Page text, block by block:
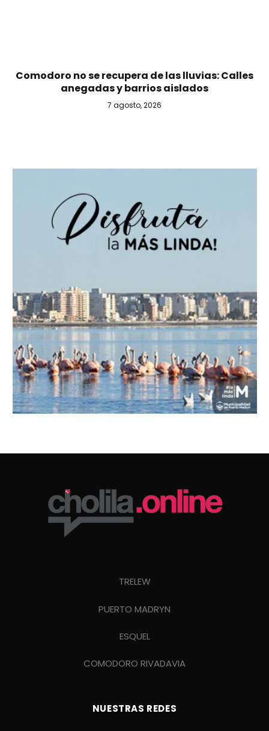
Comodoro no se recupera de las lluvias: Calles
anegadas y barrios aislados
7 agosto, 2026
TRELEW
PUERTO MADRYN
ESQUEL
COMODORO RIVADAVIA
NUESTRAS REDES